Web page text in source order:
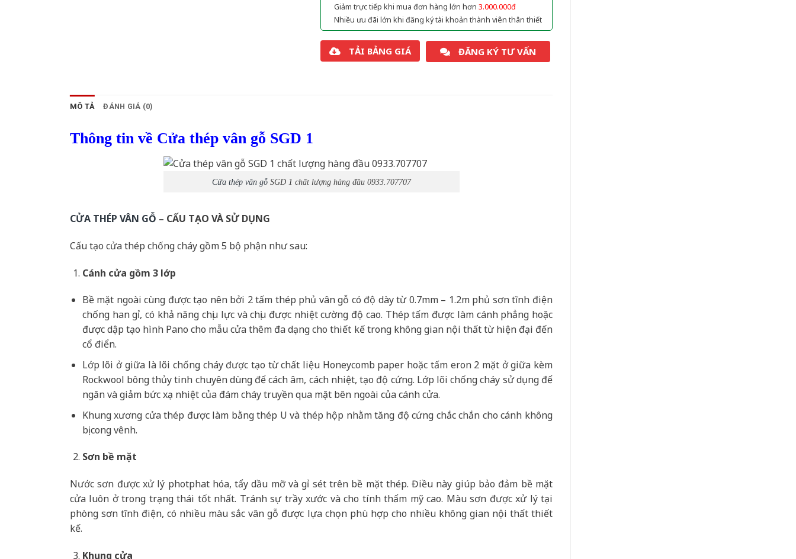
Giảm trực tiếp khi mua đơn hàng lớn hơn 3.000.000đ
Nhiều ưu đãi lớn khi đăng ký tài khoản thành viên thân thiết
TẢI BẢNG GIÁ ĐĂNG KÝ TƯ VẤN
MÔ TẢ ĐÁNH GIÁ (0)
Thông tin về Cửa thép vân gỗ SGD 1
Cửa thép vân gỗSGD 1 chất lượng hàng đầu 0933.707707
CỬA THÉP VÂN GỖ – CẤU TẠO VÀ SỬ DỤNG
Cấu tạo cửa thép chống cháy gồm 5 bộ phận như sau:
Cánh cửa gồm 3 lớp
Bề mặt ngoài cùng được tạo nên bởi 2 tấm thép phủ vân gỗ có độ dày từ 0.7mm – 1.2m phủ sơn tĩnh điện
chống han gỉ, có khả năng chịu lực và chịu được nhiệt cường độ cao. Thép tấm được làm cánh phẳng hoặc
được dập tạo hình Pano cho mẫu cửa thêm đa dạng cho thiết kế trong không gian nội thất từ hiện đại đến
cổ điển.
Lớp lõi ở giữa là lõi chống cháy được tạo từ chất liệu Honeycomb paper hoặc tấm eron 2 mặt ở giữa kèm
Rockwool bông thủy tinh chuyên dùng để cách âm, cách nhiệt, tạo độ cứng. Lớp lõi chống cháy sử dụng để
ngăn và giảm bức xạ nhiệt của đám cháy truyền qua mặt bên ngoài của cánh cửa.
Khung xương cửa thép được làm bằng thép U và thép hộp nhằm tăng độ cứng chắc chắn cho cánh không
bị cong vênh.
Sơn bề mặt
Nước sơn được xử lý photphat hóa, tẩy dầu mỡ và gỉ sét trên bề mặt thép. Điều này giúp bảo đảm bề mặt
cửa luôn ở trong trạng thái tốt nhất. Tránh sự trầy xước và cho tính thẩm mỹ cao. Màu sơn được xử lý tại
phòng sơn tĩnh điện, có nhiều màu sắc vân gỗ được lựa chọn phù hợp cho nhiều không gian nội thất thiết
kế.
Khung cửa